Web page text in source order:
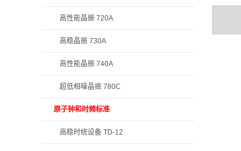
高性能晶振 720A
高稳晶振 730A
高性能晶振 740A
超低相噪晶振 780C
原子钟和时频标准
高稳时统设备 TD-12